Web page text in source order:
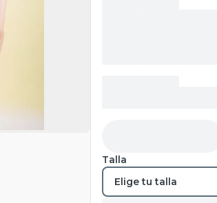
Talla